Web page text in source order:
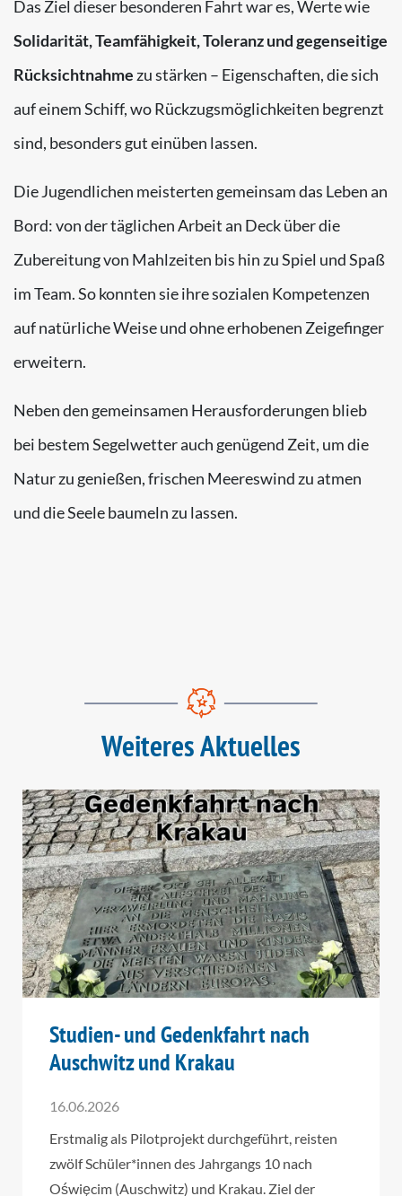
Das Ziel dieser besonderen Fahrt war es, Werte wie
Solidarität, Teamfähigkeit, Toleranz und gegenseitige
Rücksichtnahme zu stärken – Eigenschaften, die sich
auf einem Schiff, wo Rückzugsmöglichkeiten begrenzt
sind, besonders gut einüben lassen.
Die Jugendlichen meisterten gemeinsam das Leben an
Bord: von der täglichen Arbeit an Deck über die
Zubereitung von Mahlzeiten bis hin zu Spiel und Spaß
im Team. So konnten sie ihre sozialen Kompetenzen
auf natürliche Weise und ohne erhobenen Zeigefinger
erweitern.
Neben den gemeinsamen Herausforderungen blieb
bei bestem Segelwetter auch genügend Zeit, um die
Natur zu genießen, frischen Meereswind zu atmen
und die Seele baumeln zu lassen.
Weiteres Aktuelles
Studien- und Gedenkfahrt nach
Auschwitz und Krakau
16.06.2026
Erstmalig als Pilotprojekt durchgeführt, reisten
zwölf Schüler*innen des Jahrgangs 10 nach
Oświęcim (Auschwitz) und Krakau. Ziel der